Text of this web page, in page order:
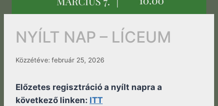
NYÍLT NAP – LÍCEUM
Közzétéve: február 25, 2026
Előzetes regisztráció a nyílt napra a
következő linken: ITT